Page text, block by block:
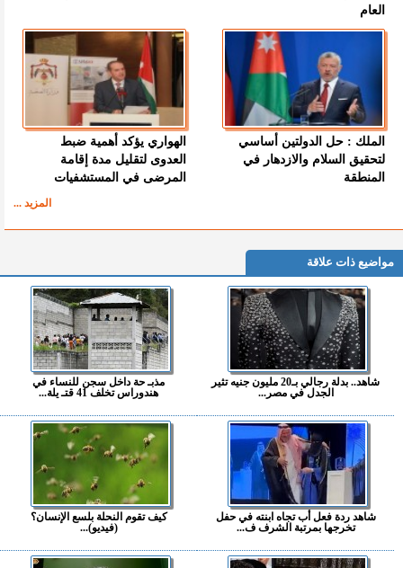
العام
الملك : حل الدولتين أساسي
لتحقيق السلام والازدهار في
المنطقة
الهواري يؤكد أهمية ضبط
العدوى لتقليل مدة إقامة
المرضى في المستشفيات
المزيد ...
مواضيع ذات علاقة
شاهد.. بدلة رجالي بـ20 مليون جنيه تثير
الجدل في مصر...
مذبـ حة داخل سجن للنساء في
هندوراس تخلف 41 قتـ يلة...
شاهد ردة فعل أب تجاه ابنته في حفل
تخرجها بمرتبة الشرف ف...
كيف تقوم النحلة بلسع الإنسان؟
(فيديو)...